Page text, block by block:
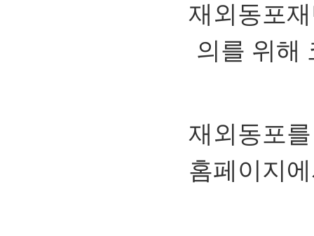
재외동포
의를 위해
재외동포
홈페이지